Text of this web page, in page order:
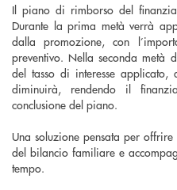
Il piano di rimborso del
Durante la prima metà verrà
dalla promozione, con
preventivo. Nella seconda
del tasso di interesse applicato,
diminuirà, rendendo il
conclusione del piano.
Una soluzione pensata per
del bilancio familiare e
tempo.